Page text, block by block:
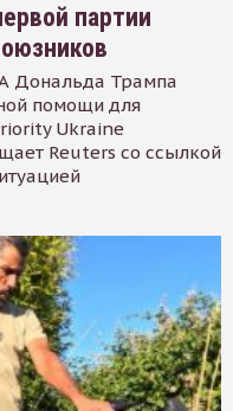
партии
Дональда Трампа
помощи для
Ukraine
Reuters со ссылкой